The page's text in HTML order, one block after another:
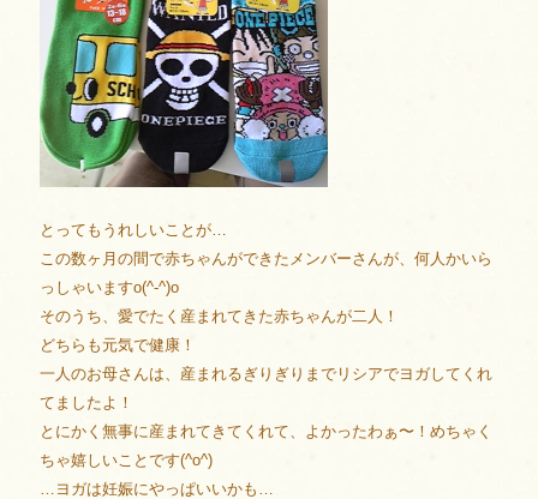
とってもうれしいことが…
この数ヶ月の間で赤ちゃんができたメンバーさんが、何人かいら
っしゃいますo(^-^)o
そのうち、愛でたく産まれてきた赤ちゃんが二人！
どちらも元気で健康！
一人のお母さんは、産まれるぎりぎりまでリシアでヨガしてくれ
てましたよ！
とにかく無事に産まれてきてくれて、よかったわぁ〜！めちゃく
ちゃ嬉しいことです(^o^)
…ヨガは妊娠にやっぱいいかも…